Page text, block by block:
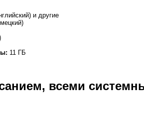
и другие
11 ГБ
всеми